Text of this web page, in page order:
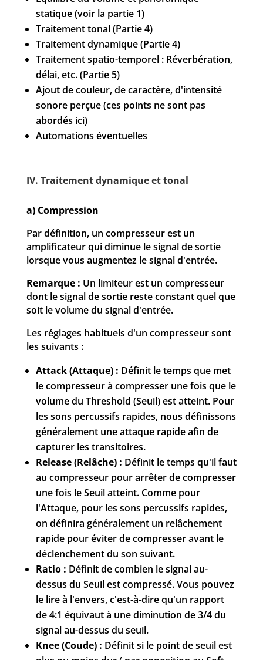
statique (voir la partie 1)
Traitement tonal (Partie 4)
Traitement dynamique (Partie 4)
Traitement spatio-temporel : Réverbération,
délai, etc. (Partie 5)
Ajout de couleur, de caractère, d'intensité
sonore perçue (ces points ne sont pas
abordés ici)
Automations éventuelles
IV. Traitement dynamique et tonal
a) Compression
Par définition, un compresseur est un
amplificateur qui diminue le signal de sortie
lorsque vous augmentez le signal d'entrée.
Remarque : Un limiteur est un compresseur
dont le signal de sortie reste constant quel que
soit le volume du signal d'entrée.
Les réglages habituels d'un compresseur sont
les suivants :
Attack (Attaque) : Définit le temps que met
le compresseur à compresser une fois que le
volume du Threshold (Seuil) est atteint. Pour
les sons percussifs rapides, nous définissons
généralement une attaque rapide afin de
capturer les transitoires.
Release (Relâche) : Définit le temps qu'il faut
au compresseur pour arrêter de compresser
une fois le Seuil atteint. Comme pour
l'Attaque, pour les sons percussifs rapides,
on définira généralement un relâchement
rapide pour éviter de compresser avant le
déclenchement du son suivant.
Ratio : Définit de combien le signal au-
dessus du Seuil est compressé. Vous pouvez
le lire à l'envers, c'est-à-dire qu'un rapport
de 4:1 équivaut à une diminution de 3/4 du
signal au-dessus du seuil.
Knee (Coude) : Définit si le point de seuil est